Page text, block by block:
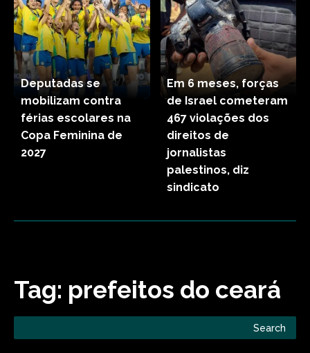
Deputadas se
mobilizam contra
férias escolares na
Copa Feminina de
2027
Em 6 meses, forças
de Israel cometeram
467 violações dos
direitos de
jornalistas
palestinos, diz
sindicato
Tag: prefeitos do ceará
Search